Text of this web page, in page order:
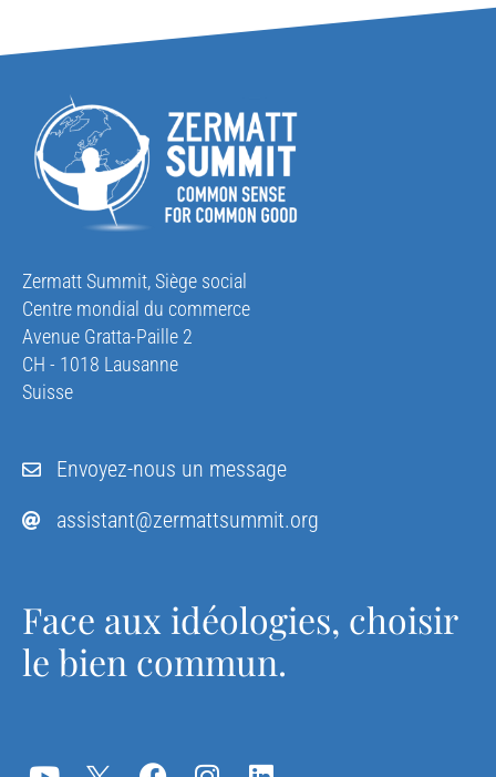
Zermatt Summit, Siège social
Centre mondial du commerce
Avenue Gratta-Paille 2
CH - 1018 Lausanne
Suisse
Envoyez-nous un message
assistant@zermattsummit.org
Face aux idéologies, choisir
le bien commun.